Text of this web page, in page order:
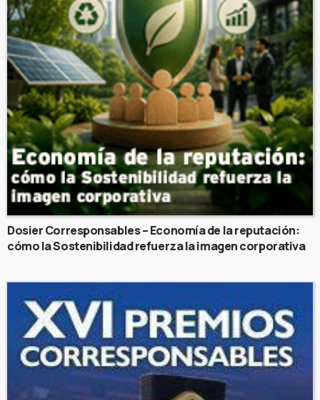
Dosier Corresponsables – Economía de la reputación:
cómo la Sostenibilidad refuerza la imagen corporativa